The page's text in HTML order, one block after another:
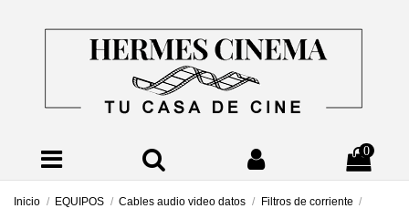
0
Inicio EQUIPOS Cables audio video datos
Filtros de corriente